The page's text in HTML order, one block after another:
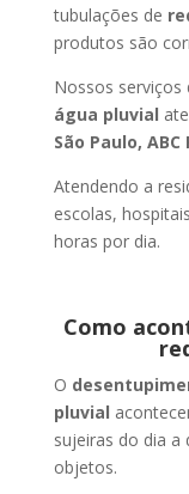
tubulações de
produtos são
Nossos serviços
água pluvial
São Paulo,
Atendendo a
escolas,
horas por dia.
Como
O
pluvial
sujeiras do dia a
objetos.